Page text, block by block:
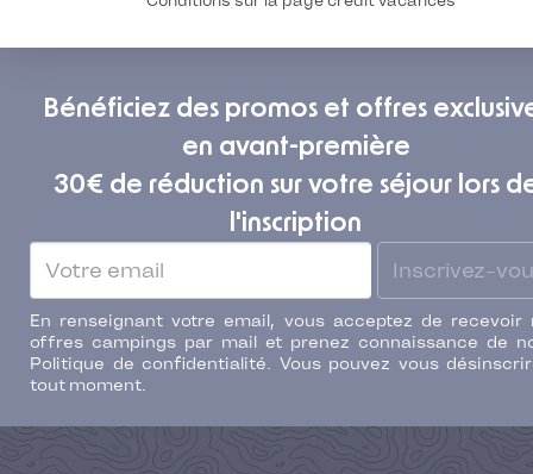
Bénéficiez des promos et offres
en avant-première
30€ de réduction sur votre séjour lors
l'inscription
Inscrivez-
En renseignant votre email, vous acceptez de recevoir
offres campings par mail et prenez connaissance de
Politique de confidentialité. Vous pouvez vous
tout moment.